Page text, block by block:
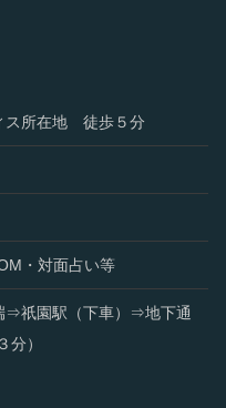
ス所在地 徒歩５分
・対面占い等
⇒祇園駅（下車）⇒地下通
）